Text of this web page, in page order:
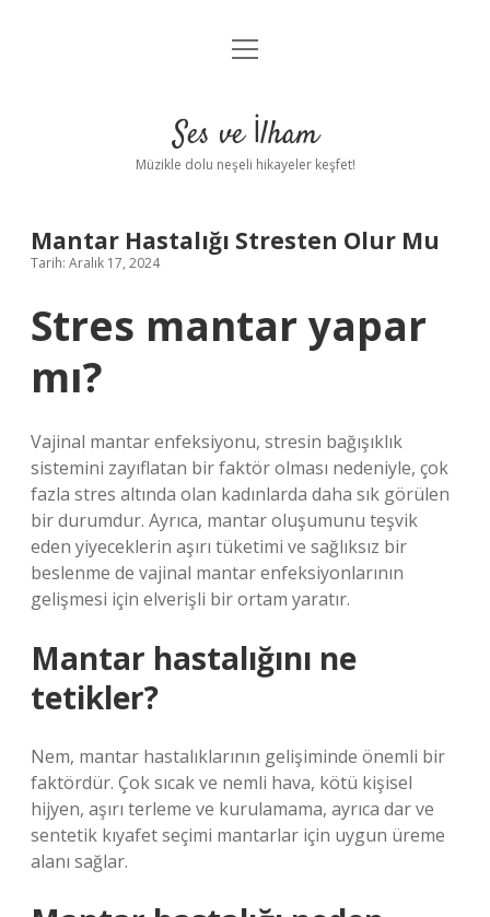
Anasayfa
Yasal Uyarı
menüyü
Ses ve İlham
Müzikle dolu neşeli hikayeler keşfet!
Mantar Hastalığı Stresten Olur Mu
Tarih: Aralık 17, 2024
Stres mantar yapar
mı?
Vajinal mantar enfeksiyonu, stresin bağışıklık
sistemini zayıflatan bir faktör olması nedeniyle, çok
fazla stres altında olan kadınlarda daha sık görülen
bir durumdur. Ayrıca, mantar oluşumunu teşvik
eden yiyeceklerin aşırı tüketimi ve sağlıksız bir
beslenme de vajinal mantar enfeksiyonlarının
gelişmesi için elverişli bir ortam yaratır.
Mantar hastalığını ne
tetikler?
Nem, mantar hastalıklarının gelişiminde önemli bir
faktördür. Çok sıcak ve nemli hava, kötü kişisel
hijyen, aşırı terleme ve kurulamama, ayrıca dar ve
sentetik kıyafet seçimi mantarlar için uygun üreme
alanı sağlar.